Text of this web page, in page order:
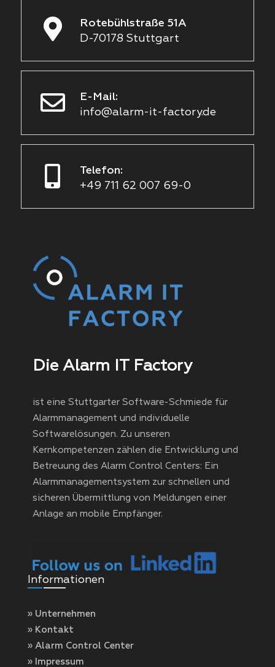
Rotebühlstraße 51A
D-70178 Stuttgart
E-Mail:
info@alarm-it-factory.de
Telefon:
+49 711 62 007 69-0
Die Alarm IT Factory
ist eine Stuttgarter Software-Schmiede für
Alarmmanagement und individuelle
Softwarelösungen. Zu unseren
Kernkompetenzen zählen die Entwicklung und
Betreuung des Alarm Control Centers: Ein
Alarmmanagementsystem zur schnellen und
sicheren Übermittlung von Meldungen einer
Anlage an mobile Empfänger.
Informationen
» Unternehmen
» Kontakt
» Alarm Control Center
» Impressum